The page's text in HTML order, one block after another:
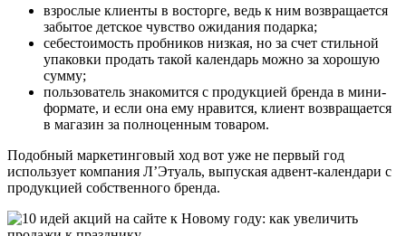
взрослые клиенты в восторге, ведь к ним возвращается
забытое детское чувство ожидания подарка;
себестоимость пробников низкая, но за счет стильной
упаковки продать такой календарь можно за хорошую
сумму;
пользователь знакомится с продукцией бренда в мини-
формате, и если она ему нравится, клиент возвращается
в магазин за полноценным товаром.
Подобный маркетинговый ход вот уже не первый год
использует компания Л’Этуаль, выпуская адвент-календари с
продукцией собственного бренда.